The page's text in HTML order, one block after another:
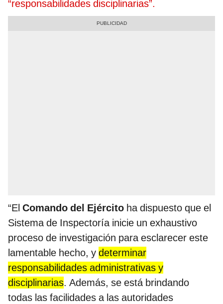
“responsabilidades disciplinarias”.
“El Comando del Ejército ha dispuesto que el
Sistema de Inspectoría inicie un exhaustivo
proceso de investigación para esclarecer este
lamentable hecho, y determinar
responsabilidades administrativas y
disciplinarias. Además, se está brindando
todas las facilidades a las autoridades